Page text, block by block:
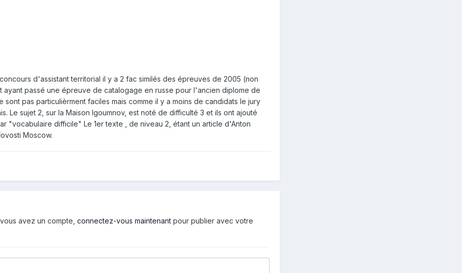
d'assistant territorial il y a 2 fac similés des épreuves de 2005 (non
ayant passé une épreuve de catalogage en russe pour l'ancien diplome de
pas particulièrment faciles mais comme il y a moins de candidats le jury
Le sujet 2, sur la Maison Igoumnov, est noté de difficulté 3 et ils ont ajouté
"vocabulaire difficile" Le 1er texte , de niveau 2, étant un article d'Anton
Moscow.
avez un compte, connectez-vous maintenant pour publier avec votre